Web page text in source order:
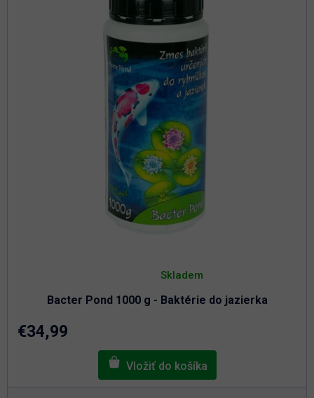
Bacter Pond 1000 g - Baktérie do jazierka
hodnotenie
je
4,8
Skladem
€34,99